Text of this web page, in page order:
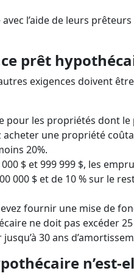
l’aide de leurs prêteurs
prêt
exigences doivent
pour les propriétés dont
une propriété
20%.
$ et 999 999 $, les
000 $ et de 10 % sur le
fournir une mise de
ne doit pas excéder 25
30 ans
n’est-